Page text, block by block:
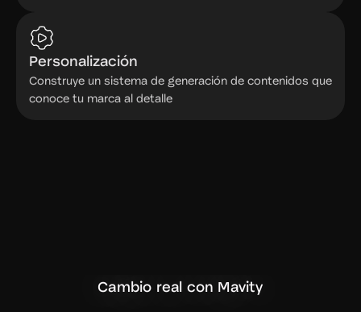
Personalización
Construye un sistema de generación de contenidos que
conoce tu marca al detalle
Cambio real con Mavity